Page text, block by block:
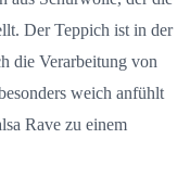
Der Teppich ist in der
die Verarbeitung von
weich anfühlt
Rave zu einem